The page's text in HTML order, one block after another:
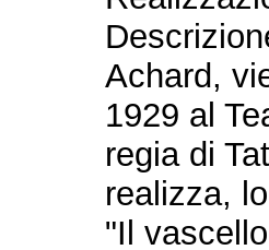
Achard,
1929 al
regia di
realizza,
"Il